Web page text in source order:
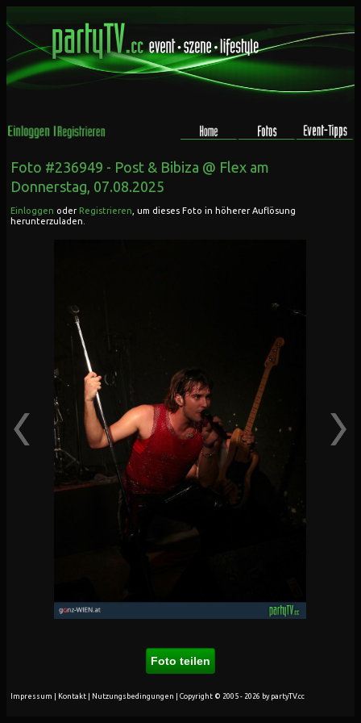
Foto #236949 - Post & Bibiza @ Flex am
Donnerstag, 07.08.2025
Einloggen oder Registrieren , um dieses Foto in höherer Auflösung
herunterzuladen.
Foto teilen
Impressum Kontakt Nutzungsbedingungen | Copyright © 2005 - 2026 by partyTV.cc